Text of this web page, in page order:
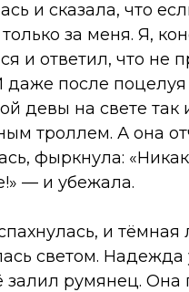
и сказала, что
за меня. Я,
и ответил, что не
даже после поцелуя
девы на свете так
троллем. А она
фыркнула:
— и убежала.
и тёмная
светом. Надежда
залил румянец. Она